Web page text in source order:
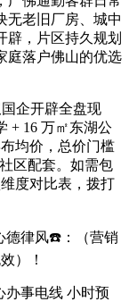
无老旧厂房、城中
辟，片区持久规划
庭落户佛山的优选
企开辟全盘现
+ 16 万㎡东湖公
均价，总价门槛
区配套。如需包
度对比表，拨打
律风☎️：（营销
）！
事电线 小时预